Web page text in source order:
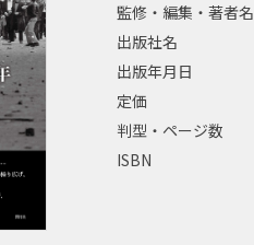
監修・編集・著者名
出版社名
出版年月日
定価
判型・ページ数
ISBN